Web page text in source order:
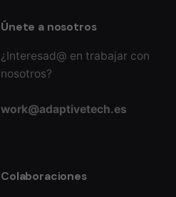
Únete a nosotros
¿Interesad@ en trabajar con
nosotros?
work@adaptivetech.es
Colaboraciones